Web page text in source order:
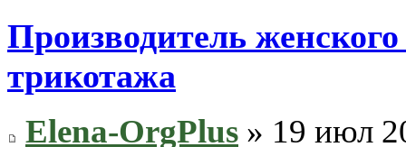
Производитель
трикотажа
Elena-OrgPlus » 19 июл